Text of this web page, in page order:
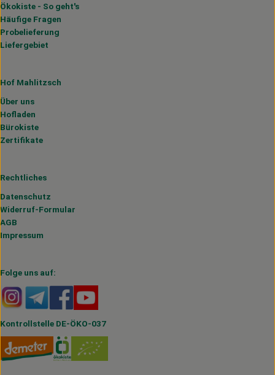
Ökokiste - So geht's
Häufige Fragen
Probelieferung
Liefergebiet
Hof Mahlitzsch
Über uns
Hofladen
Bürokiste
Zertifikate
Rechtliches
Datenschutz
Widerruf-Formular
AGB
Impressum
Folge uns auf:
Externer Link zu https://www.instagram.com/
Externer Link zu https://t.me/s/hofmahlitzsch
Externer Link zu https://www.facebook.com/
Kontrollstelle DE-ÖKO-037